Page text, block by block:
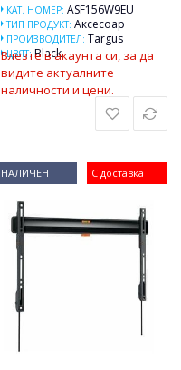
КАТ. НОМЕР: ASF156W9EU
ТИП ПРОДУКТ: Аксесоар
ПРОИЗВОДИТЕЛ: Targus
ЦВЯТ:Black
Влезте в акаунта си, за да
видите актуалните
наличности и цени.
С доставка
НАЛИЧЕН